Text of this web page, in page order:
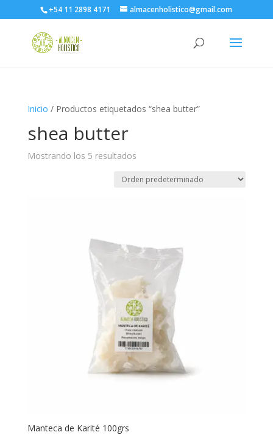
+54 11 2898 4171 almacenholistico@gmail.com
Inicio / Productos etiquetados “shea butter”
shea butter
Mostrando los 5 resultados
Manteca de Karité 100grs